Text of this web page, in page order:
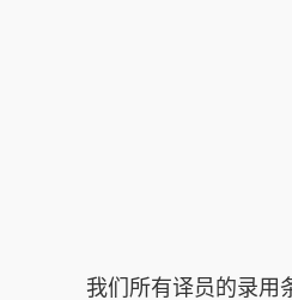
我们所有译员的录用